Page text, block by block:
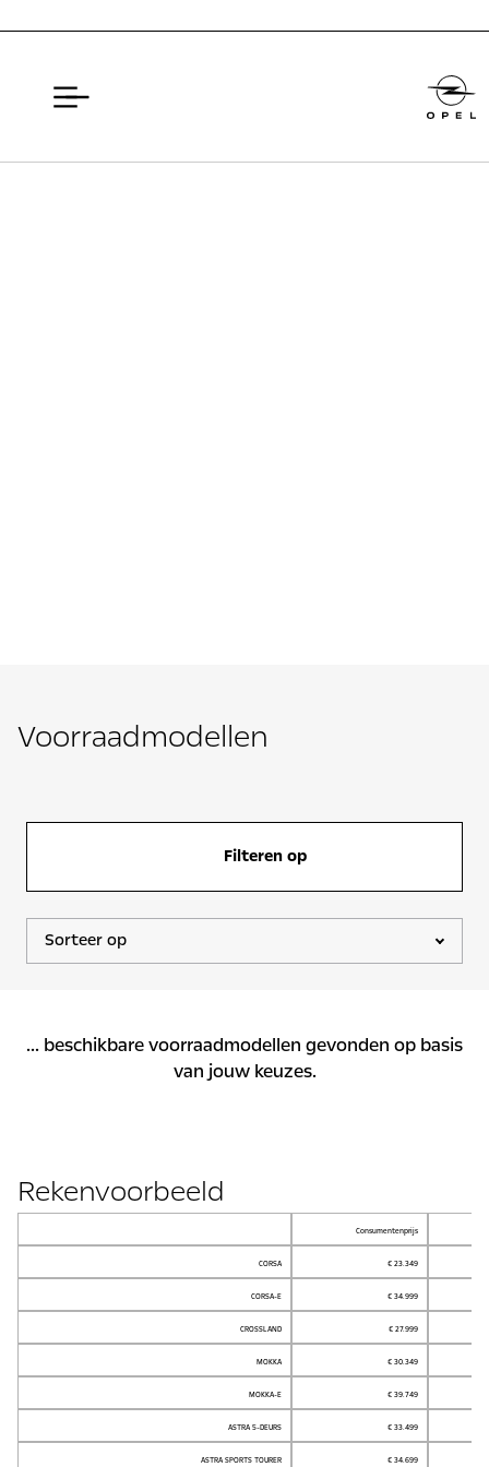
Voorraadmodellen
Filteren op
Sorteer op
... beschikbare voorraadmodellen gevonden op basis
van jouw keuzes.
Rekenvoorbeeld
Consumentenprijs
CORSA € 23.349
CORSA-E € 34.999
CROSSLAND € 27.999
MOKKA € 30.349
MOKKA-E € 39.749
ASTRA 5-DEURS € 33.499
ASTRA SPORTS TOURER € 34.699